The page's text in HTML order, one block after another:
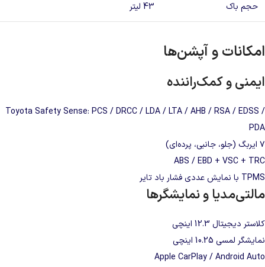
حجم باک 43 لیتر
امکانات و آپشن‌ها
ایمنی و کمک‌راننده
Toyota Safety Sense: PCS / DRCC / LDA / LTA / AHB / RSA / EDSS /
PDA
۷ ایربگ (جلو، جانبی، پرده‌ای)
ABS / EBD + VSC + TRC
TPMS با نمایش عددی فشار باد تایر
مالتی‌مدیا و نمایشگرها
کلاستر دیجیتال 12.3 اینچی
نمایشگر لمسی 10.25 اینچی
Apple CarPlay / Android Auto